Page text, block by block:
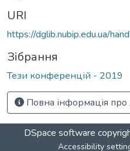
URI
https://dglib.nubip.edu.ua/
Зібрання
Тези конференцій - 2019
Повна інформація
DSpace software
Accessibility